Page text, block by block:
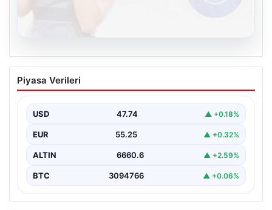
08.08.2026
Kelebek sohbet platformu İle Dijital
İletişimin Seviyeli Adresi Ve Chat
İnternet çağında insanların güvenli bir biçimde iletişim
pek…
Piyasa Verileri
USD 47.74 ▲ +0.18%
EUR 55.25 ▲ +0.32%
ALTIN 6660.6 ▲ +2.59%
BTC 3094766 ▲ +0.06%